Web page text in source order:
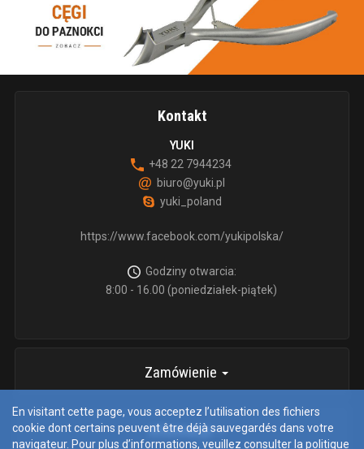
Kontakt
YUKI
+48 22 7944234
biuro@yuki.pl
yuki_poland
https://www.facebook.com/yukipolska/
Godziny otwarcia:
8:00 - 16.00 (poniedziałek-piątek)
Zamówienie
informacje
En visitant cette page, vous acceptez l’utilisation des fichiers
cookie dont certains peuvent être déjà sauvegardés dans votre
navigateur. Pour plus d’informations, veuillez consulter la politique